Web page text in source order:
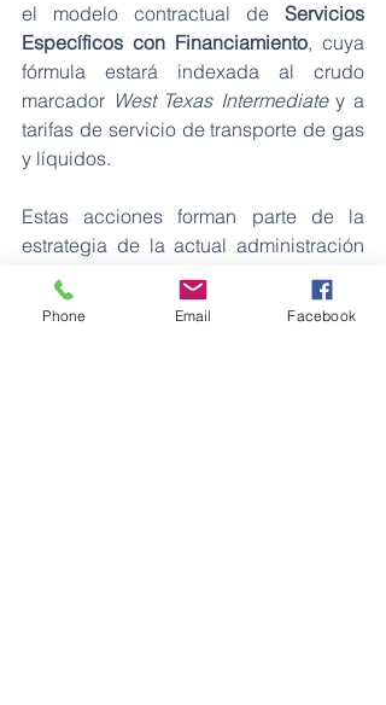
el modelo contractual de Servicios
Específicos con Financiamiento, cuya
fórmula estará indexada al crudo
marcador West Texas Intermediate y a
tarifas de servicio de transporte de gas
y líquidos.
Estas acciones forman parte de la
estrategia de la actual administración
de EP Petroecuador, para incrementar
la producción de petróleo equivalente,
Phone Email Facebook